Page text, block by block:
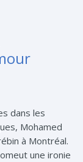
dans les
Mohamed
à Montréal.
une ironie